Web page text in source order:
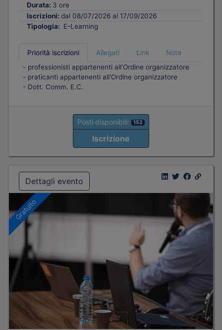
Durata: 3 ore
Iscrizioni: dal 08/07/2026 al 17/09/2026
Tipologia: E-Learning
Priorità iscrizioni Allegati Link
Note
- professionisti appartenenti all'Ordine organizzatore
- praticanti appartenenti all'Ordine organizzatore
- Dott. Comm. E.C.
Posti disponibili: 152
Iscrizione
Dettagli evento
Gratuito